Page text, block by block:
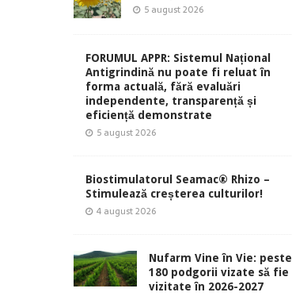
5 august 2026
FORUMUL APPR: Sistemul Național
Antigrindină nu poate fi reluat în
forma actuală, fără evaluări
independente, transparență și
eficiență demonstrate
5 august 2026
Biostimulatorul Seamac® Rhizo –
Stimulează creșterea culturilor!
4 august 2026
Nufarm Vine în Vie: peste
180 podgorii vizate să fie
vizitate în 2026-2027